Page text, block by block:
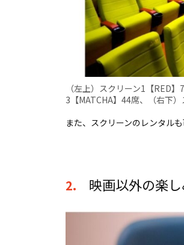
（左上）スクリーン1【RED
3【MATCHA】44席、（右下
また、スクリーンのレンタル
2. 映画以外の楽